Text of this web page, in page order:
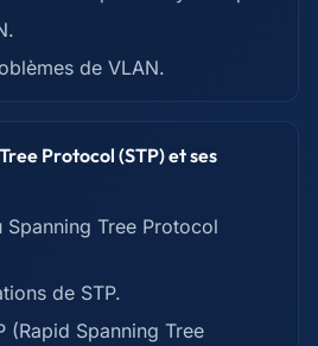
de VLAN.
Protocol (STP) et ses
Spanning Tree Protocol
de STP.
(Rapid Spanning Tree